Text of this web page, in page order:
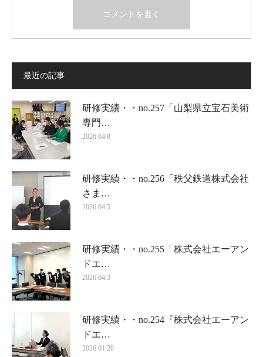
最近の記事
研修実績・・no.257「山梨県立宝石美術
専門…
2026.04.8
研修実績・・no.256「秩父鉄道株式会社
さま…
2026.04.5
研修実績・・no.255「株式会社エーアン
ドエ…
2026.04.3
研修実績・・no.254『株式会社エーアン
ドエ…
2026.01.28